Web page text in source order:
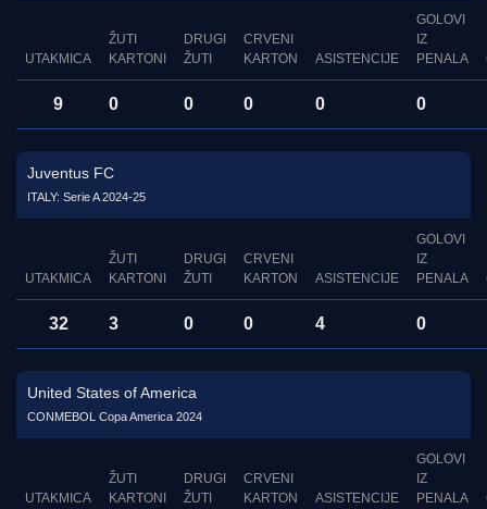
UTAKMICA
ŽUTI
KARTONI
DRUGI
ŽUTI
CRVENI
KARTON
ASISTENCIJE
GOLOVI
IZ
PENALA
9 0 0 0 0 0
Juventus FC
ITALY: Serie A 2024-25
UTAKMICA
ŽUTI
KARTONI
DRUGI
ŽUTI
CRVENI
KARTON
ASISTENCIJE
GOLOVI
IZ
PENALA
32 3 0 0 4 0
United States of America
CONMEBOL Copa America 2024
UTAKMICA
ŽUTI
KARTONI
DRUGI
ŽUTI
CRVENI
KARTON
ASISTENCIJE
GOLOVI
IZ
PENALA